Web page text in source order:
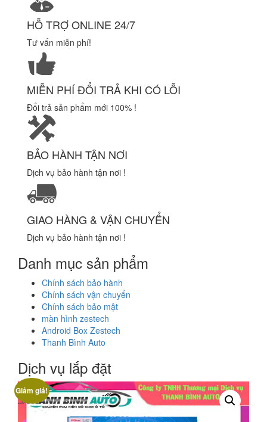
HỖ TRỢ ONLINE 24/7
Tư vấn miễn phí!
MIỄN PHÍ ĐỔI TRẢ KHI CÓ LỖI
Đổi trả sản phẩm mới 100% !
BẢO HÀNH TẬN NƠI
Dịch vụ bảo hành tận nơi !
GIAO HÀNG & VẬN CHUYỂN
Dịch vụ bảo hành tận nơi !
Danh mục sản phẩm
Chính sách bảo hành
Chính sách vận chuyển
Chính sách bảo mật
màn hình zestech
Android Box Zestech
Thanh Bình Auto
Dịch vụ lắp đặt
Giảm giá!